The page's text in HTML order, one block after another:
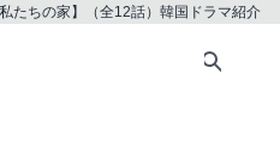
たちの家】（全12話）韓国ドラマ紹介